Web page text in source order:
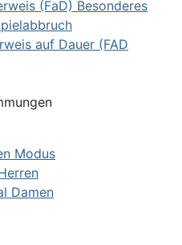
(FaD) Besonderes
auf Dauer (FAD
Modus
Damen